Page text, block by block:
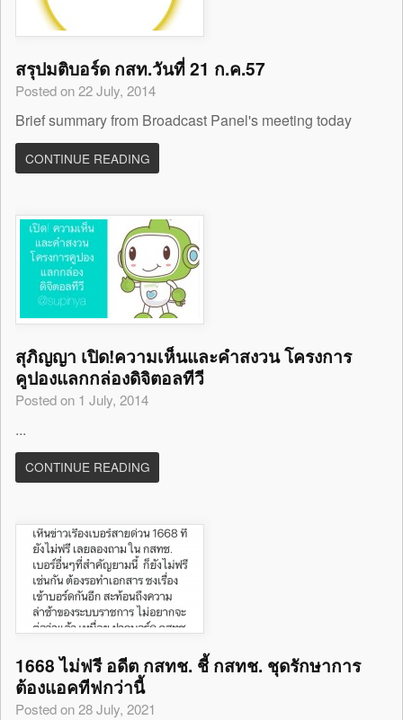
สรุปมติบอร์ด กสท.วันที่ 21 ก.ค.57
Posted on 22 July, 2014
Brief summary from Broadcast Panel's meeting today
CONTINUE READING
สุภิญญา เปิด!ความเห็นและคำสงวน โครงการ
คูปองแลกกล่องดิจิตอลทีวี
Posted on 1 July, 2014
...
CONTINUE READING
1668 ไม่ฟรี อดีต กสทช. ชี้ กสทช. ชุดรักษาการ
ต้องแอคทีฟกว่านี้
Posted on 28 July, 2021